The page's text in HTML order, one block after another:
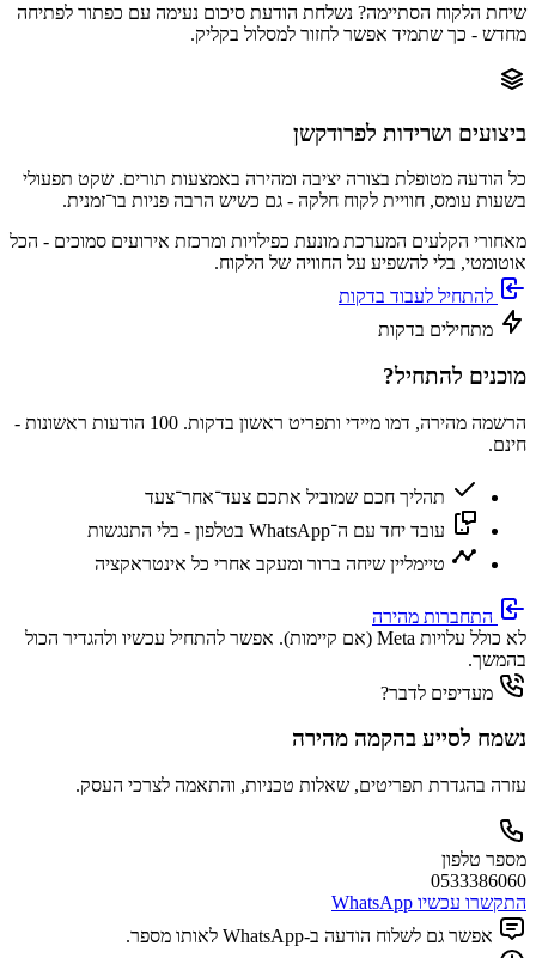
שיחת הלקוח הסתיימה? נשלחת הודעת סיכום נעימה עם כפתור לפתיחה
מחדש - כך שתמיד אפשר לחזור למסלול בקליק.
ביצועים ושרידות לפרודקשן
כל הודעה מטופלת בצורה יציבה ומהירה באמצעות תורים. שקט תפעולי
בשעות עומס, חוויית לקוח חלקה - גם כשיש הרבה פניות בו־זמנית.
מאחורי הקלעים המערכת מונעת כפילויות ומרכזת אירועים סמוכים - הכל
אוטומטי, בלי להשפיע על החוויה של הלקוח.
להתחיל לעבוד בדקות
מתחילים בדקות
מוכנים להתחיל?
הרשמה מהירה, דמו מיידי ותפריט ראשון בדקות.
100 הודעות ראשונות -
חינם.
תהליך חכם שמוביל אתכם צעד־אחר־צעד
עובד יחד עם ה־WhatsApp בטלפון - בלי התנגשות
טיימליין שיחה ברור ומעקב אחרי כל אינטראקציה
התחברות מהירה
לא כולל עלויות Meta (אם קיימות). אפשר להתחיל עכשיו ולהגדיר הכול
בהמשך.
מעדיפים לדבר?
נשמח לסייע בהקמה מהירה
עזרה בהגדרת תפריטים, שאלות טכניות, והתאמה לצרכי העסק.
מספר טלפון
0533386060
התקשרו עכשיו WhatsApp
אפשר גם לשלוח הודעה ב-WhatsApp לאותו מספר.